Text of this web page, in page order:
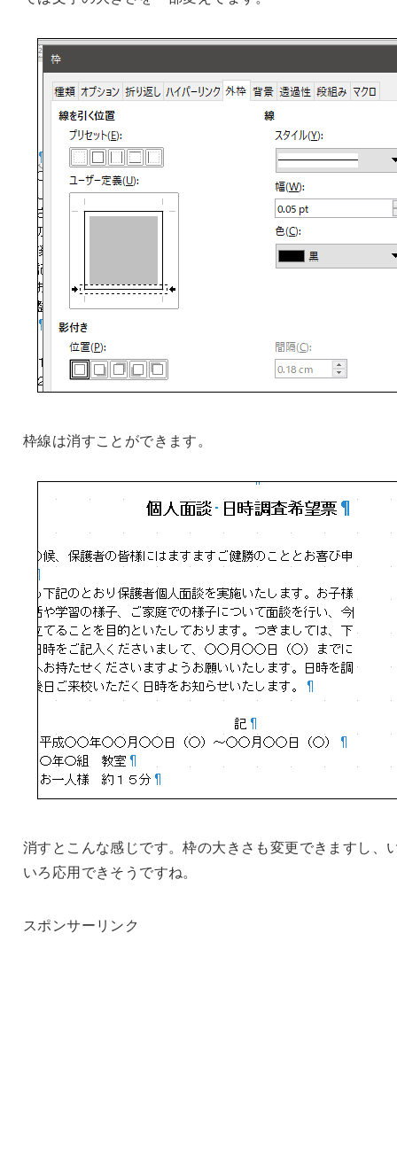
枠線は消すことができます。
消すとこんな感じです。枠の大きさも変更できますし、
いろ応用できそうですね。
スポンサーリンク